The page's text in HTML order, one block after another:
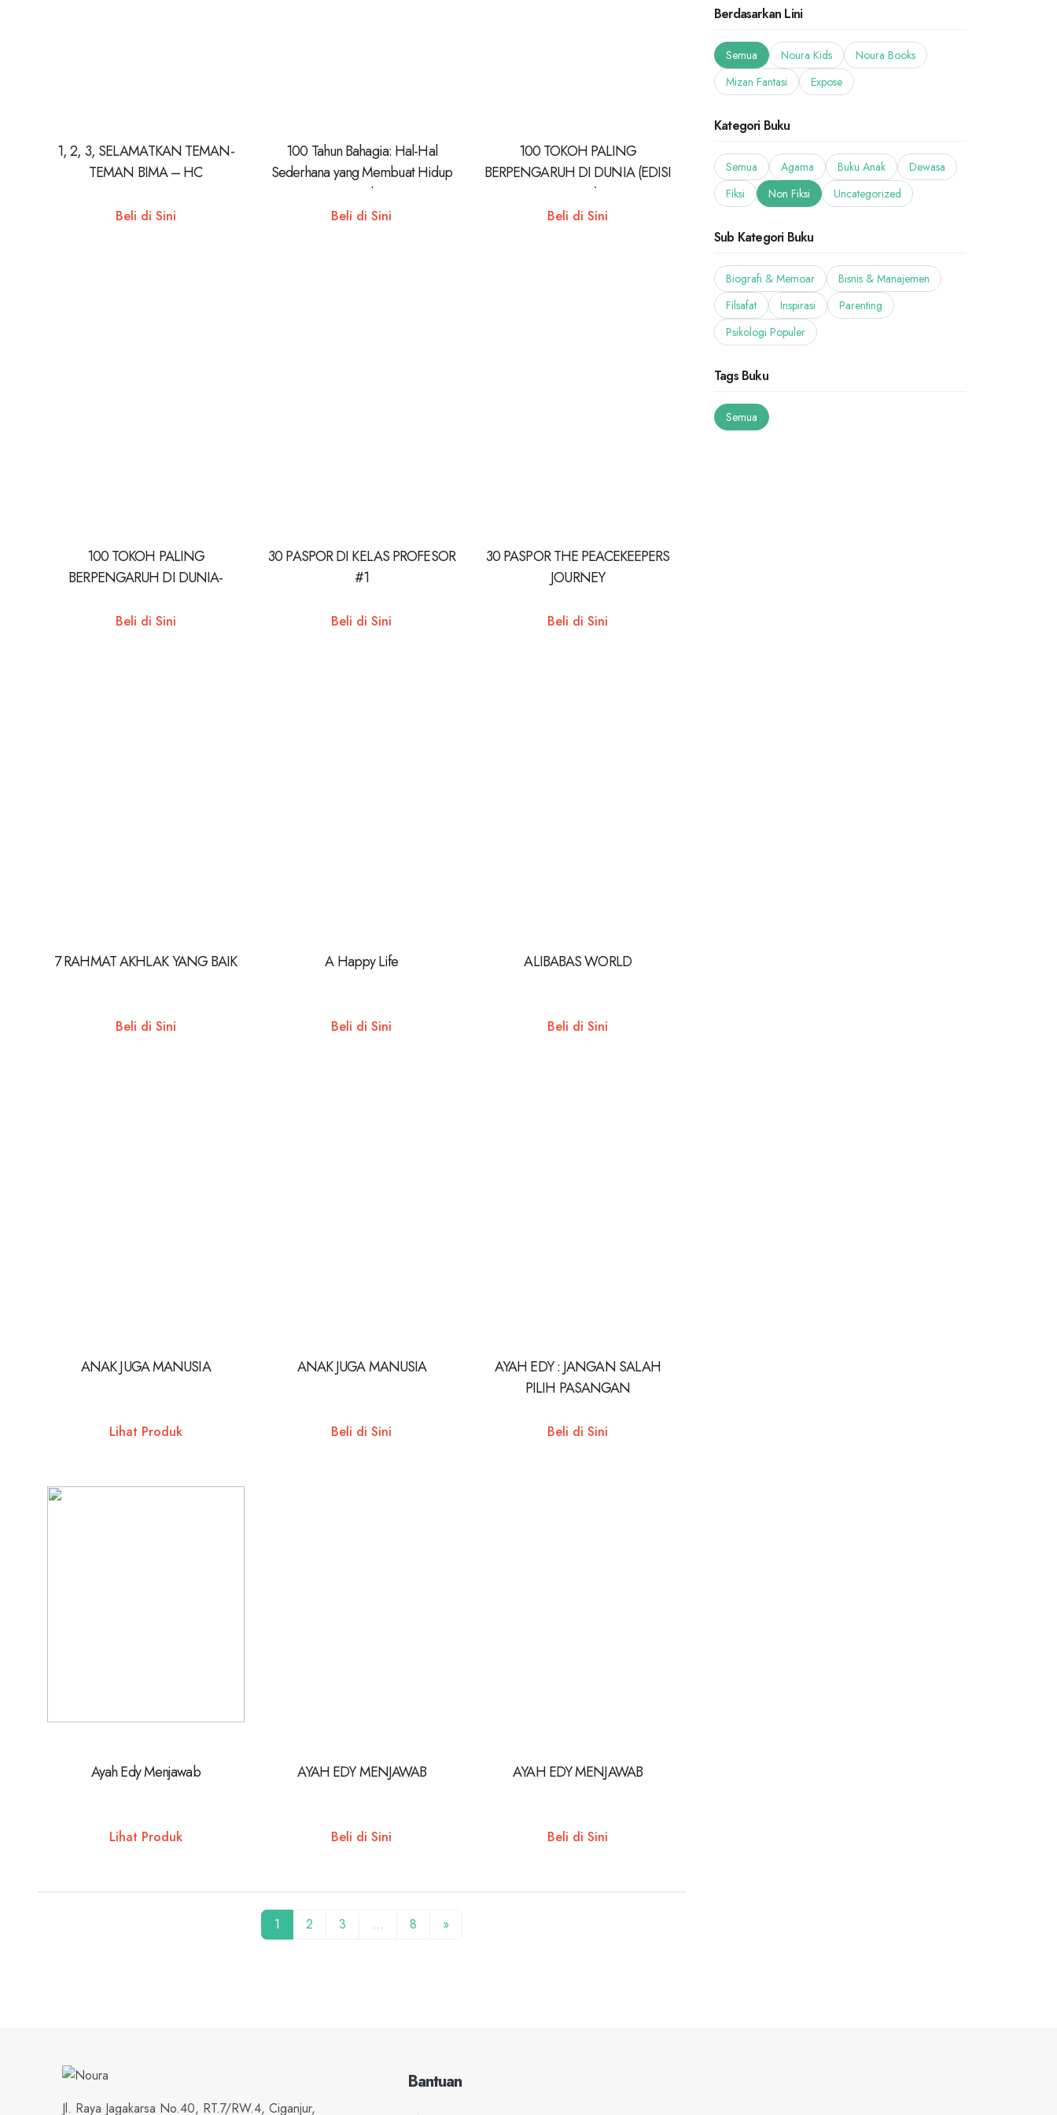
1, 2, 3, SELAMATKAN TEMAN-
TEMAN BIMA – HC
Beli di Sini
100 Tahun Bahagia: Hal-Hal
Sederhana yang Membuat Hidup
Bermakna
Beli di Sini
100 TOKOH PALING
BERPENGARUH DI DUNIA (EDISI
REVISI)
Beli di Sini
100 TOKOH PALING
BERPENGARUH DI DUNIA-
Beli di Sini
30 PASPOR DI KELAS PROFESOR
#1
Beli di Sini
30 PASPOR THE PEACEKEEPERS
JOURNEY
Beli di Sini
7 RAHMAT AKHLAK YANG BAIK
Beli di Sini
A Happy Life
Beli di Sini
ALIBABAS WORLD
Beli di Sini
ANAK JUGA MANUSIA
Lihat Produk
ANAK JUGA MANUSIA
Beli di Sini
AYAH EDY : JANGAN SALAH
PILIH PASANGAN
Beli di Sini
Ayah Edy Menjawab
Lihat Produk
AYAH EDY MENJAWAB
Beli di Sini
AYAH EDY MENJAWAB
Beli di Sini
1 2 3 … 8 »
Berdasarkan Lini
Semua Noura Kids
Noura Books
Mizan Fantasi
Expose
Kategori Buku
Semua Agama Buku Anak
Dewasa
Fiksi
Non Fiksi Uncategorized
Sub Kategori Buku
Biografi & Memoar
Bisnis & Manajemen
Filsafat
Inspirasi
Parenting
Psikologi Populer
Tags Buku
Semua
Jl. Raya Jagakarsa No.40, RT.7/RW.4, Ciganjur,
Bantuan